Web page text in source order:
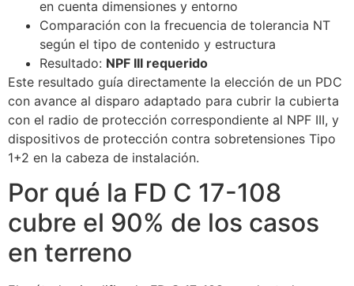
en cuenta dimensiones y entorno
Comparación con la frecuencia de tolerancia NT
según el tipo de contenido y estructura
Resultado: NPF III requerido
Este resultado guía directamente la elección de un PDC
con avance al disparo adaptado para cubrir la cubierta
con el radio de protección correspondiente al NPF III, y
dispositivos de protección contra sobretensiones Tipo
1+2 en la cabeza de instalación.
Por qué la FD C 17-108
cubre el 90% de los casos
en terreno